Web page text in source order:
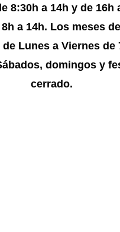
8:30h a 14h y de 16h
a 14h. Los meses
Lunes a Viernes de
domingos y
cerrado.